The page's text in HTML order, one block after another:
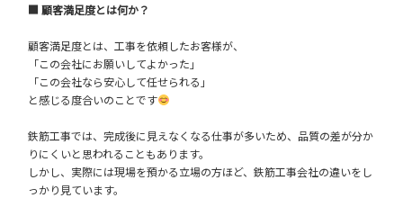
■ 顧客満足度とは何か？
顧客満足度とは、工事を依頼したお客様が、
「この会社にお願いしてよかった」
「この会社なら安心して任せられる」
と感じる度合いのことです
鉄筋工事では、完成後に見えなくなる仕事が多いため、品質の差が分か
りにくいと思われることもあります。
しかし、実際には現場を預かる立場の方ほど、鉄筋工事会社の違いをし
っかり見ています。